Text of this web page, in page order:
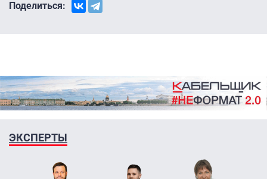
Поделиться:
ЭКСПЕРТЫ